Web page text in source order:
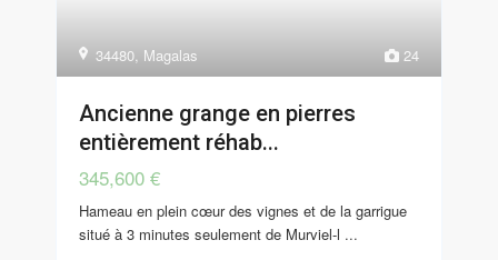
24
34480, Magalas
Ancienne grange en pierres
entièrement réhab...
345,600 €
Hameau en plein cœur des vignes et de la garrigue
situé à 3 minutes seulement de Murviel-l ...